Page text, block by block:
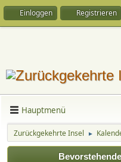
Einloggen Registrieren
Hauptmenü
Zurückgekehrte Insel ►